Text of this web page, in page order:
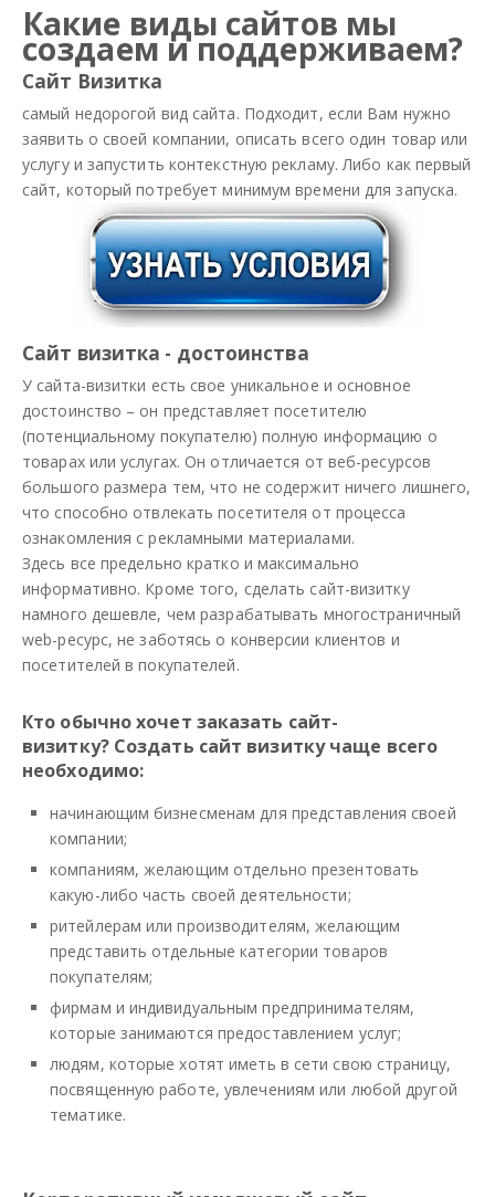
Какие виды сайтов мы
создаем и поддерживаем?
Сайт Визитка
самый недорогой вид сайта. Подходит, если Вам нужно
заявить о своей компании, описать всего один товар или
услугу и запустить контекстную рекламу. Либо как первый
сайт, который потребует минимум времени для запуска.
Сайт визитка - достоинства
У сайта-визитки есть свое уникальное и основное
достоинство – он представляет посетителю
(потенциальному покупателю) полную информацию о
товарах или услугах. Он отличается от веб-ресурсов
большого размера тем, что не содержит ничего лишнего,
что способно отвлекать посетителя от процесса
ознакомления с рекламными материалами.
Здесь все предельно кратко и максимально
информативно. Кроме того, сделать сайт-визитку
намного дешевле, чем разрабатывать многостраничный
web-ресурс, не заботясь о конверсии клиентов и
посетителей в покупателей.
Кто обычно хочет заказать сайт-
визитку? Создать сайт визитку чаще всего
необходимо:
начинающим бизнесменам для представления своей
компании;
компаниям, желающим отдельно презентовать
какую-либо часть своей деятельности;
ритейлерам или производителям, желающим
представить отдельные категории товаров
покупателям;
фирмам и индивидуальным предпринимателям,
которые занимаются предоставлением услуг;
людям, которые хотят иметь в сети свою страницу,
посвященную работе, увлечениям или любой другой
тематике.